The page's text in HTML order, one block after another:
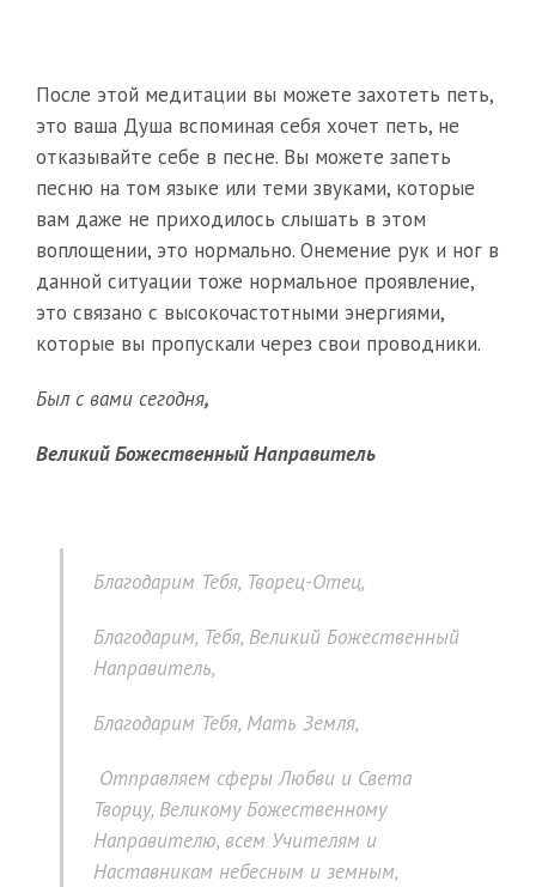
После этой медитации вы можете захотеть петь,
это ваша Душа вспоминая себя хочет петь, не
отказывайте себе в песне. Вы можете запеть
песню на том языке или теми звуками, которые
вам даже не приходилось слышать в этом
воплощении, это нормально. Онемение рук и ног в
данной ситуации тоже нормальное проявление,
это связано с высокочастотными энергиями,
которые вы пропускали через свои проводники.
Был с вами сегодня,
Великий Божественный Направитель
Благодарим Тебя, Творец-Отец,
Благодарим, Тебя, Великий Божественный
Направитель,
Благодарим Тебя, Мать Земля,
Отправляем сферы Любви и Света
Творцу, Великому Божественному
Направителю, всем Учителям и
Наставникам небесным и земным,